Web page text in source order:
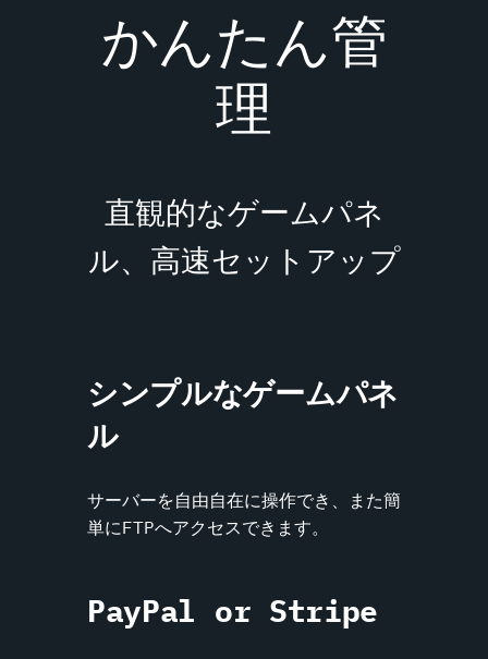
かんたん管
理
直観的なゲームパネ
ル、高速セットアップ
シンプルなゲームパネ
ル
サーバーを自由自在に操作でき、また簡
単にFTPへアクセスできます。
PayPal or Stripe